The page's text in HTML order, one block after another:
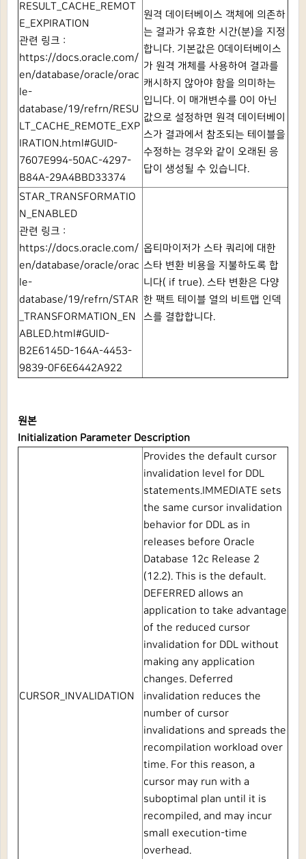
RESULT_CACHE_REMOT
E_EXPIRATION
관련 링크 :
https://docs.oracle.com/
en/database/oracle/orac
le-
database/19/refrn/RESU
LT_CACHE_REMOTE_EXP
IRATION.html#GUID-
7607E994-50AC-4297-
B84A-29A4BBD33374
원격 데이터베이스 객체에 의존하
는 결과가 유효한 시간(분)을 지정
합니다. 기본값은 0데이터베이스
가 원격 개체를 사용하여 결과를
캐시하지 않아야 함을 의미하는
입니다. 이 매개변수를 0이 아닌
값으로 설정하면 원격 데이터베이
스가 결과에서 참조되는 테이블을
수정하는 경우와 같이 오래된 응
답이 생성될 수 있습니다.
STAR_TRANSFORMATIO
N_ENABLED
관련 링크 :
https://docs.oracle.com/
en/database/oracle/orac
le-
database/19/refrn/STAR
_TRANSFORMATION_EN
ABLED.html#GUID-
B2E6145D-164A-4453-
9839-0F6E6442A922
옵티마이저가 스타 쿼리에 대한
스타 변환 비용을 지불하도록 합
니다( if true). 스타 변환은 다양
한 팩트 테이블 열의 비트맵 인덱
스를 결합합니다.
원본
Initialization Parameter Description
CURSOR_INVALIDATION
Provides the default cursor
invalidation level for DDL
statements.IMMEDIATE sets
the same cursor invalidation
behavior for DDL as in
releases before Oracle
Database 12c Release 2
(12.2). This is the default.
DEFERRED allows an
application to take advantage
of the reduced cursor
invalidation for DDL without
making any application
changes. Deferred
invalidation reduces the
number of cursor
invalidations and spreads the
recompilation workload over
time. For this reason, a
cursor may run with a
suboptimal plan until it is
recompiled, and may incur
small execution-time
overhead.